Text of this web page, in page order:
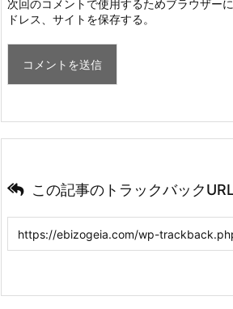
次回のコメントで使用するためブラウザー
ドレス、サイトを保存する。
この記事のトラックバック